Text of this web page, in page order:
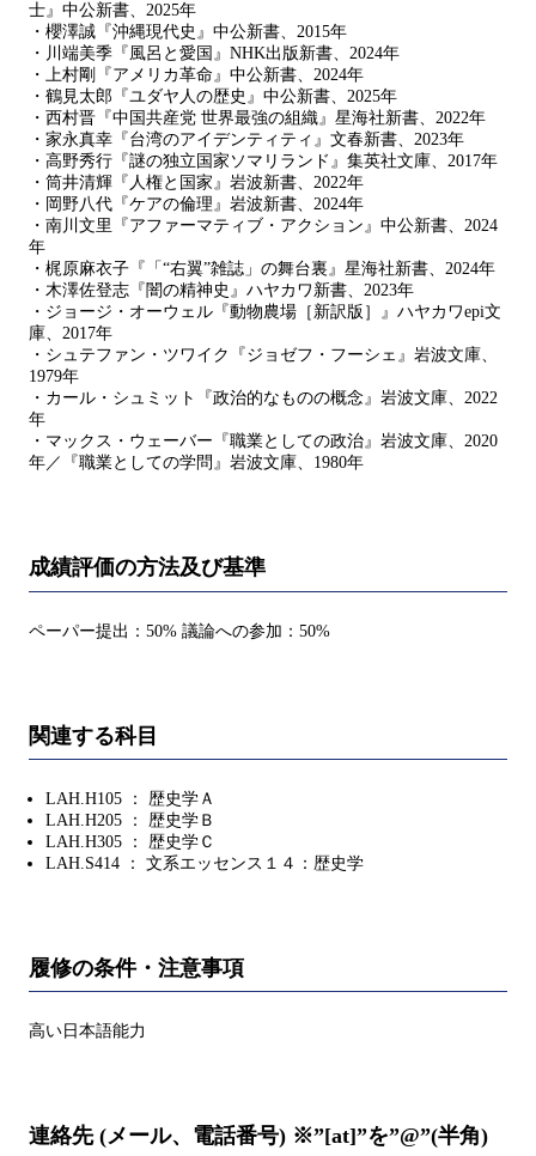
士』中公新書、2025年
・櫻澤誠『沖縄現代史』中公新書、2015年
・川端美季『風呂と愛国』NHK出版新書、2024年
・上村剛『アメリカ革命』中公新書、2024年
・鶴見太郎『ユダヤ人の歴史』中公新書、2025年
・西村晋『中国共産党 世界最強の組織』星海社新書、2022年
・家永真幸『台湾のアイデンティティ』文春新書、2023年
・高野秀行『謎の独立国家ソマリランド』集英社文庫、2017年
・筒井清輝『人権と国家』岩波新書、2022年
・岡野八代『ケアの倫理』岩波新書、2024年
・南川文里『アファーマティブ・アクション』中公新書、2024
年
・梶原麻衣子『「“右翼”雑誌」の舞台裏』星海社新書、2024年
・木澤佐登志『闇の精神史』ハヤカワ新書、2023年
・ジョージ・オーウェル『動物農場［新訳版］』ハヤカワepi文
庫、2017年
・シュテファン・ツワイク『ジョゼフ・フーシェ』岩波文庫、
1979年
・カール・シュミット『政治的なものの概念』岩波文庫、2022
年
・マックス・ウェーバー『職業としての政治』岩波文庫、2020
年／『職業としての学問』岩波文庫、1980年
成績評価の方法及び基準
ペーパー提出：50% 議論への参加：50%
関連する科目
LAH.H105 ： 歴史学Ａ
LAH.H205 ： 歴史学Ｂ
LAH.H305 ： 歴史学Ｃ
LAH.S414 ： 文系エッセンス１４：歴史学
履修の条件・注意事項
高い日本語能力
連絡先 (メール、電話番号) ※”[at]”を”@”(半角)